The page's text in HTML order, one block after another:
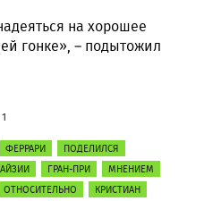
на хорошее
гонке», – подытожил
ФЕРРАРИ
ПОДЕЛИЛСЯ
ГРАН-ПРИ
МНЕНИЕМ
ОТНОСИТЕЛЬНО
КРИСТИАН